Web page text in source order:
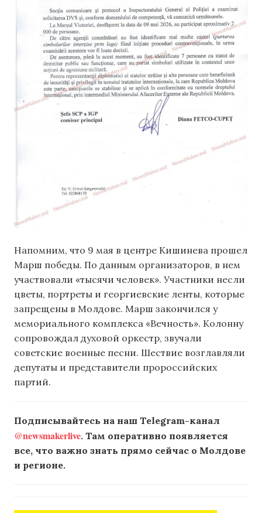
Напомним, что 9 мая в центре Кишинева прошел
Марш победы. По данным организаторов, в нем
участвовали «тысячи человек». Участники несли
цветы, портреты и георгиевские ленты, которые
запрещены в Молдове. Марш закончился у
мемориального комплекса «Вечность». Колонну
сопровождал духовой оркестр, звучали
советские военные песни. Шествие возглавляли
депутаты и представители пророссийских
партий.
Подписывайтесь на наш Telegram-канал
@newsmakerlive. Там оперативно появляется
все, что важно знать прямо сейчас о Молдове
и регионе.